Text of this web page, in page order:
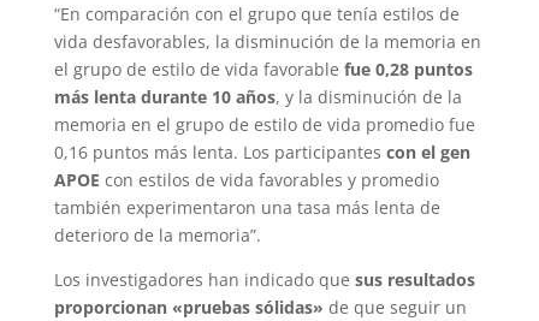
“En comparación con el grupo que tenía estilos de
vida desfavorables, la disminución de la memoria en
el grupo de estilo de vida favorable fue 0,28 puntos
más lenta durante 10 años, y la disminución de la
memoria en el grupo de estilo de vida promedio fue
0,16 puntos más lenta. Los participantes con el gen
APOE con estilos de vida favorables y promedio
también experimentaron una tasa más lenta de
deterioro de la memoria”.
Los investigadores han indicado que sus resultados
proporcionan «pruebas sólidas» de que seguir un